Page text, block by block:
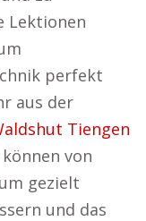
Lektionen
perfekt
aus der
Tiengen
von
gezielt
und das